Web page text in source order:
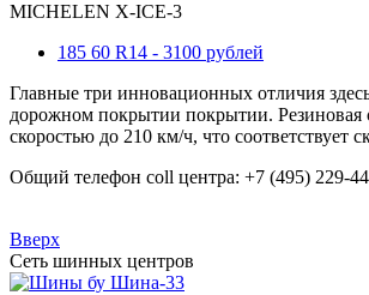
MICHELEN X-ICE-3
185 60 R14 - 3100 рублей
Главные три инновационных отличия
дорожном покрытии покрытии. Резиновая
скоростью до 210 км/ч, что соответствует
Общий телефон coll центра: +7 (495) 229-
Вверх
Сеть шинных центров
Шина-33